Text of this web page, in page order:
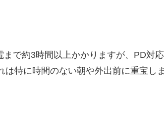
で約3時間以上かかりますが、PD対応
特に時間のない朝や外出前に重宝しま